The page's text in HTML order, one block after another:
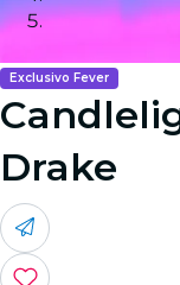
Exclusivo Fever
Drake